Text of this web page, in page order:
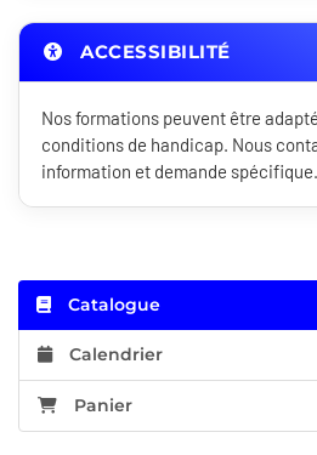
ACCESSIBILITÉ
Nos formations peuvent être
conditions de handicap. Nous
information et demande spécifique.
Catalogue
Calendrier
Panier